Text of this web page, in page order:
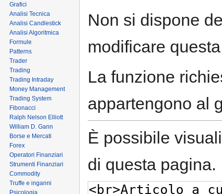
toto
Non si dispone
modificare
La funzione
appartengono al
È possibile
di questa pagina.
Grafici
Analisi Tecnica
Analisi Candlestick
Analisi Algoritmica
Formule
Patterns
Trader
Trading
Trading Intraday
Money Management
Trading System
Fibonacci
Ralph Nelson Elliott
William D. Gann
Borse e Mercati
Forex
Operatori Finanziari
Strumenti Finanziari
Commodity
Truffe e inganni
Psicologia